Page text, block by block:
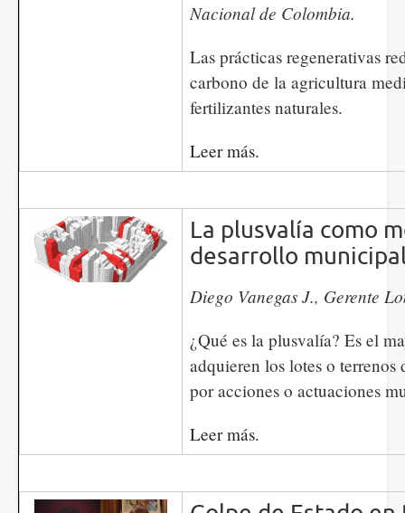
Nacional de Colombia.
Las prácticas regenerativas
carbono de la agricultura
fertilizantes naturales.
Leer más.
La plusvalía como
desarrollo
​​​​​​Diego Vanegas J., Gerente
¿Qué es la plusvalía? Es el
adquieren los lotes o terrenos
por acciones o actuaciones
Leer más.